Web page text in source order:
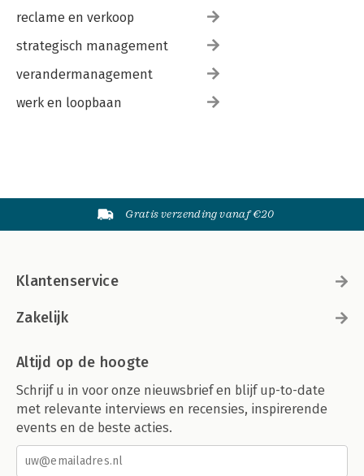
reclame en verkoop
strategisch management
verandermanagement
werk en loopbaan
Gratis verzending vanaf €20
Klantenservice
Zakelijk
Altijd op de hoogte
Schrijf u in voor onze nieuwsbrief en blijf up-to-date
met relevante interviews en recensies, inspirerende
events en de beste acties.